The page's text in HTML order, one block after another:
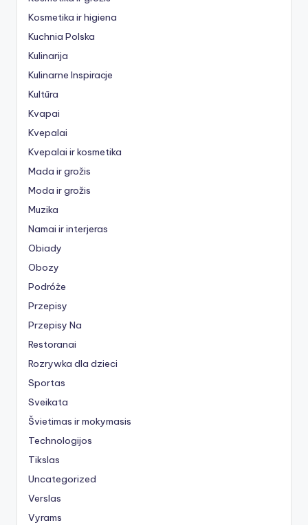
Kosmetika ir higiena
Kuchnia Polska
Kulinarija
Kulinarne Inspiracje
Kultūra
Kvapai
Kvepalai
Kvepalai ir kosmetika
Mada ir grožis
Moda ir grožis
Muzika
Namai ir interjeras
Obiady
Obozy
Podróże
Przepisy
Przepisy Na
Restoranai
Rozrywka dla dzieci
Sportas
Sveikata
Švietimas ir mokymasis
Technologijos
Tikslas
Uncategorized
Verslas
Vyrams